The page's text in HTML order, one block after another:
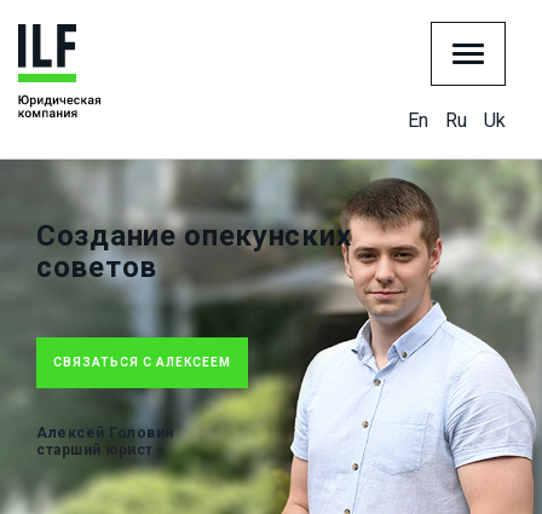
En Ru Uk
Создание опекунских
советов
СВЯЗАТЬСЯ С АЛЕКСЕЕМ
Алексей Головин
старший юрист